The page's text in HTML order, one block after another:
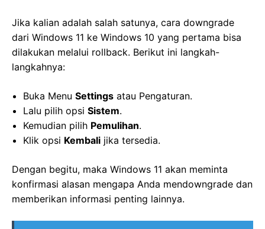
Jika kalian adalah salah satunya, cara downgrade
dari Windows 11 ke Windows 10 yang pertama bisa
dilakukan melalui rollback. Berikut ini langkah-
langkahnya:
Buka MenuSettings atau Pengaturan.
Lalu pilih opsiSistem.
Kemudian pilih Pemulihan.
Klik opsi Kembali jika tersedia.
Dengan begitu, maka Windows 11 akan meminta
konfirmasi alasan mengapa Anda mendowngrade dan
memberikan informasi penting lainnya.